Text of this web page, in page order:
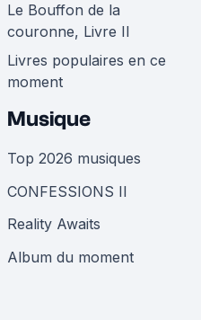
Le Bouffon de la
couronne, Livre II
Livres populaires en ce
moment
Musique
Top 2026 musiques
CONFESSIONS II
Reality Awaits
Album du moment